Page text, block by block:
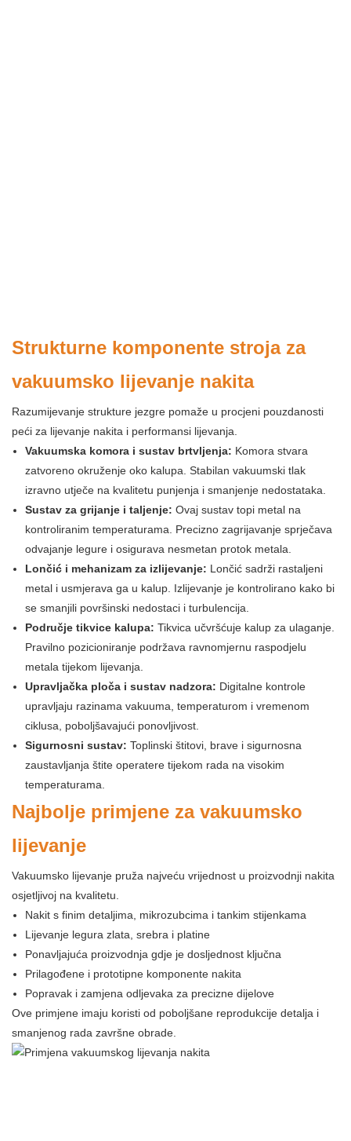
Strukturne komponente stroja za
vakuumsko lijevanje nakita
Razumijevanje strukture jezgre pomaže u procjeni pouzdanosti
peći za lijevanje nakita i performansi lijevanja.
Vakuumska komora i sustav brtvljenja: Komora stvara
zatvoreno okruženje oko kalupa. Stabilan vakuumski tlak
izravno utječe na kvalitetu punjenja i smanjenje nedostataka.
Sustav za grijanje i taljenje: Ovaj sustav topi metal na
kontroliranim temperaturama. Precizno zagrijavanje sprječava
odvajanje legure i osigurava nesmetan protok metala.
Lončić i mehanizam za izlijevanje: Lončić sadrži rastaljeni
metal i usmjerava ga u kalup. Izlijevanje je kontrolirano kako bi
se smanjili površinski nedostaci i turbulencija.
Područje tikvice kalupa: Tikvica učvršćuje kalup za ulaganje.
Pravilno pozicioniranje podržava ravnomjernu raspodjelu
metala tijekom lijevanja.
Upravljačka ploča i sustav nadzora: Digitalne kontrole
upravljaju razinama vakuuma, temperaturom i vremenom
ciklusa, poboljšavajući ponovljivost.
Sigurnosni sustav: Toplinski štitovi, brave i sigurnosna
zaustavljanja štite operatere tijekom rada na visokim
temperaturama.
Najbolje primjene za vakuumsko
lijevanje
Vakuumsko lijevanje pruža najveću vrijednost u proizvodnji nakita
osjetljivoj na kvalitetu.
Nakit s finim detaljima, mikrozubcima i tankim stijenkama
Lijevanje legura zlata, srebra i platine
Ponavljajuća proizvodnja gdje je dosljednost ključna
Prilagođene i prototipne komponente nakita
Popravak i zamjena odljevaka za precizne dijelove
Ove primjene imaju koristi od poboljšane reprodukcije detalja i
smanjenog rada završne obrade.